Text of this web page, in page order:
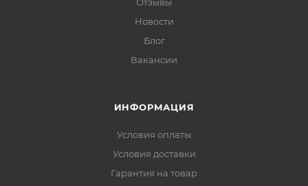
Новости
Блог
Вакансии
ИНФОРМАЦИЯ
Условия оплаты
Условия доставки
Гарантия на товар